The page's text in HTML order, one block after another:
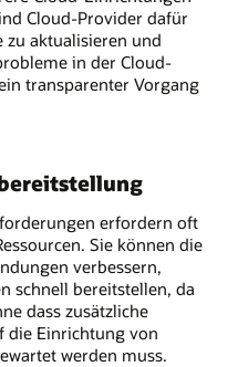
Cloud-Provider dafür
zu aktualisieren und
in der Cloud-
transparenter Vorgang
erfordern oft
Sie können die
verbessern,
schnell bereitstellen, da
dass zusätzliche
die Einrichtung von
werden muss.